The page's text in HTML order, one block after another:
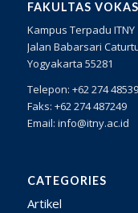
FAKULTAS
Kampus Terpadu ITNY
Jalan Babarsari
Yogyakarta 55281
Telepon: +62 274
Faks: +62 274 487249
Email: info@itny.ac.id
CATEGORIES
Artikel